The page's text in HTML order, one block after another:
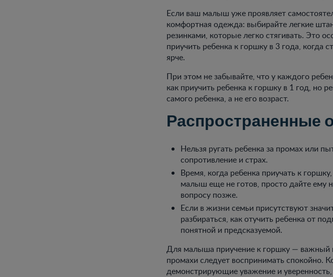
Если ваш малыш уже проявляет
комфортная одежда: выбирайте легкие
резинками, которые легко стягивать. Это
приучить ребенка к горшку в 3 года, когда
ярче.
При этом не забывайте, что у каждого
как приучить ребенка к горшку в 1 год, но
самого ребенка, а не его возраст.
Распространенные
Нельзя ругать ребенка за промах или
сопротивление и страх.
Время, когда ребенка приучать к
малыш еще не готов, просто дайте ему
вопросу позже.
Если в жизни семьи присутствуют
разбираться, как отучить ребенка от
понятной и предсказуемой.
Для малыша приучение к горшку —
промахи следует воспринимать спокойно.
демонстрирующие уважение и